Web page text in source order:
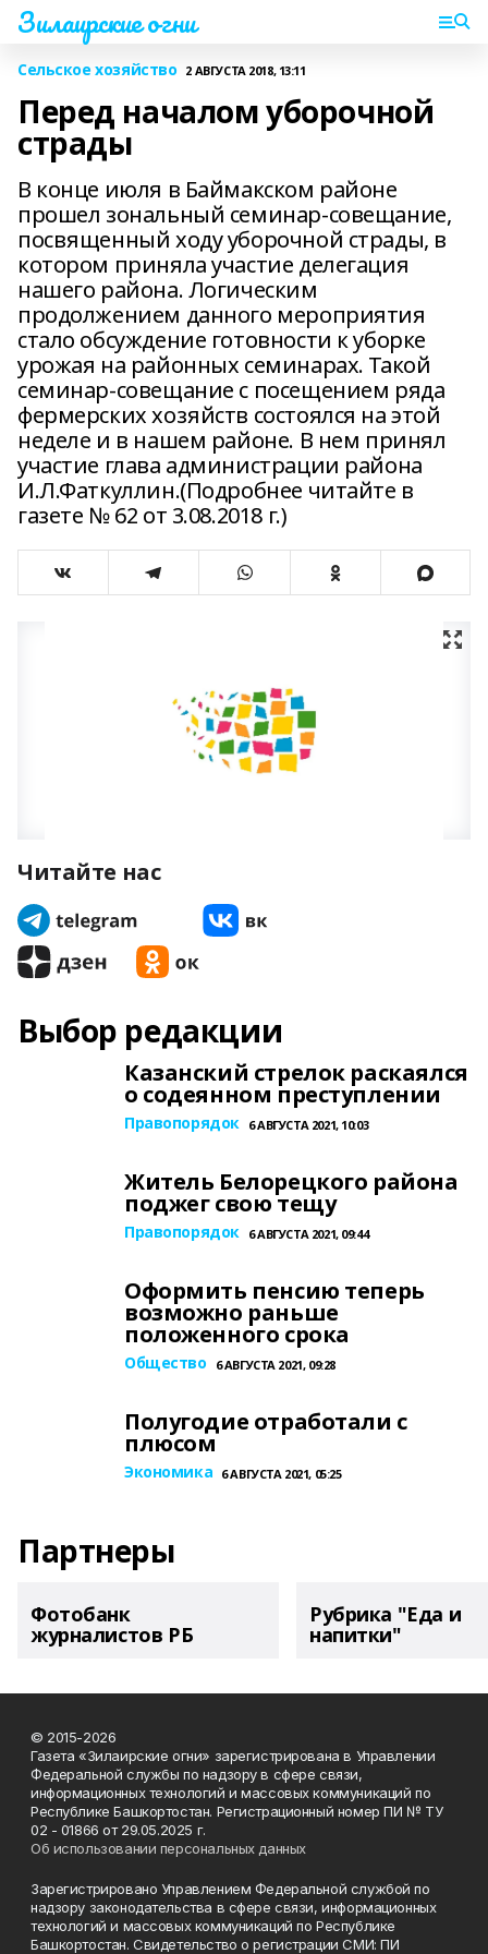
Зилаирские огни
Сельское хозяйство 2 АВГУСТА 2018, 13:11
Перед началом уборочной
страды
В конце июля в Баймакском районе
прошел зональный семинар-совещание,
посвященный ходу уборочной страды, в
котором приняла участие делегация
нашего района. Логическим
продолжением данного мероприятия
стало обсуждение готовности к уборке
урожая на районных семинарах. Такой
семинар-совещание с посещением ряда
фермерских хозяйств состоялся на этой
неделе и в нашем районе. В нем принял
участие глава администрации района
И.Л.Фаткуллин.(Подробнее читайте в
газете № 62 от 3.08.2018 г.)
Читайте нас
Выбор редакции
Казанский стрелок раскаялся
о содеянном преступлении
Правопорядок 6 АВГУСТА 2021, 10:03
Житель Белорецкого района
поджег свою тещу
Правопорядок 6 АВГУСТА 2021, 09:44
Оформить пенсию теперь
возможно раньше
положенного срока
Общество 6 АВГУСТА 2021, 09:28
Полугодие отработали с
плюсом
Экономика 6 АВГУСТА 2021, 05:25
Партнеры
Фотобанк
журналистов РБ
Рубрика "Еда и
напитки"
© 2015-2026
Газета «Зилаирские огни» зарегистрирована в Управлении
Федеральной службы по надзору в сфере связи,
информационных технологий и массовых коммуникаций по
Республике Башкортостан. Регистрационный номер ПИ № ТУ
02 - 01866 от 29.05.2025 г.
Об использовании персональных данных
Зарегистрировано Управлением Федеральной службой по
надзору законодательства в сфере связи, информационных
технологий и массовых коммуникаций по Республике
Башкортостан. Свидетельство о регистрации СМИ: ПИ